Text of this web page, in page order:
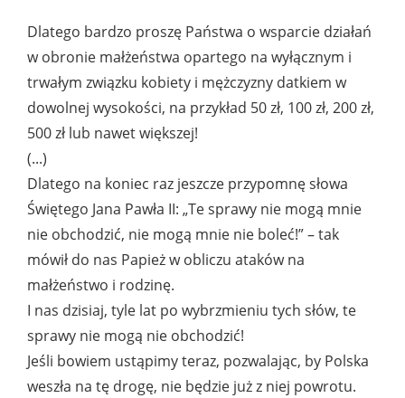
Dlatego bardzo proszę Państwa o wsparcie działań
w obronie małżeństwa opartego na wyłącznym i
trwałym związku kobiety i mężczyzny datkiem w
dowolnej wysokości, na przykład 50 zł, 100 zł, 200 zł,
500 zł lub nawet większej!
(...)
Dlatego na koniec raz jeszcze przypomnę słowa
Świętego Jana Pawła II: „Te sprawy nie mogą mnie
nie obchodzić, nie mogą mnie nie boleć!” – tak
mówił do nas Papież w obliczu ataków na
małżeństwo i rodzinę.
I nas dzisiaj, tyle lat po wybrzmieniu tych słów, te
sprawy nie mogą nie obchodzić!
Jeśli bowiem ustąpimy teraz, pozwalając, by Polska
weszła na tę drogę, nie będzie już z niej powrotu.